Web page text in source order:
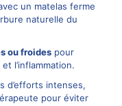
un matelas ferme
naturelle du
ou froidespour
l’inflammation.
d’efforts intenses,
pour éviter